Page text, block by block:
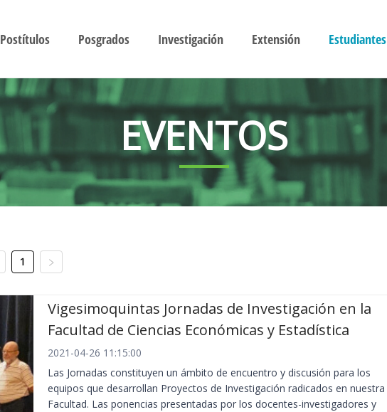
Postítulos Posgrados Investigación Extensión Estudiantes
EVENTOS
1
Vigesimoquintas Jornadas de Investigación en la
Facultad de Ciencias Económicas y Estadística
2021-04-26 11:15:00
Las Jornadas constituyen un ámbito de encuentro y discusión para los
equipos que desarrollan Proyectos de Investigación radicados en nuestra
Facultad. Las ponencias presentadas por los docentes-investigadores y